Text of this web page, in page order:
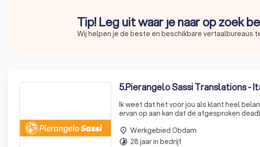
Tip! Leg uit waar je naar op zoek
Wij helpen je de beste en beschikbare vertaalbureaus
5.Pierangelo Sassi Translations -
Ik weet dat het voor jou als klant heel
ervan op aan kan dat de afgesproken deadline wordt gehaald.
place Werkgebied Obdam
timelapse 28 jaar in bedrijf